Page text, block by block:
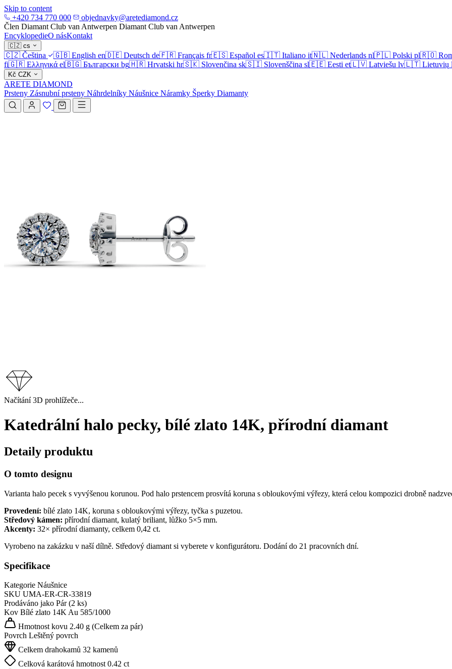
Skip to content
+420 734 770 000
objednavky@aretediamond.cz
Člen Diamant Club van Antwerpen Diamant Club van Antwerpen
EncyklopedieO násKontakt
🇨🇿 cs
🇨🇿 Čeština 🇬🇧 English en🇩🇪 Deutsch de🇫🇷 Français fr🇪🇸 Español es🇮🇹 Italiano it🇳🇱 Nederlands nl🇵🇱 Polski pl🇷🇴
fi🇬🇷 Ελληνικά el🇧🇬 Български bg🇭🇷 Hrvatski hr🇸🇰 Slovenčina sk🇸🇮 Slovenščina sl🇪🇪 Eesti et🇱🇻 Latviešu lv🇱🇹 Lietuvių
Kč CZK
ARETE DIAMOND
Prsteny Zásnubní prsteny Náhrdelníky Náušnice Náramky Šperky Diamanty
Načítání 3D prohlížeče...
Katedrální halo pecky, bílé zlato 14K, přírodní diamant
Detaily produktu
O tomto designu
Varianta halo pecek s vyvýšenou korunou. Pod halo prstencem prosvítá koruna s obloukovými výřezy, která celou kompozici drobně
Provedení: bílé zlato 14K, koruna s obloukovými výřezy, tyčka s puzetou.
Středový kámen: přírodní diamant, kulatý briliant, lůžko 5×5 mm.
Akcenty: 32× přírodní diamanty, celkem 0,42 ct.
Vyrobeno na zakázku v naší dílně. Středový diamant si vyberete v konfigurátoru. Dodání do 21 pracovních dní.
Specifikace
Kategorie Náušnice
SKU UMA-ER-CR-33819
Prodáváno jako Pár (2 ks)
Kov Bílé zlato 14KAu 585/1000
Hmotnost kovu 2.40 g (Celkem za pár)
Povrch Leštěný povrch
Celkem drahokamů 32 kamenů
Celková karátová hmotnost 0.42 ct